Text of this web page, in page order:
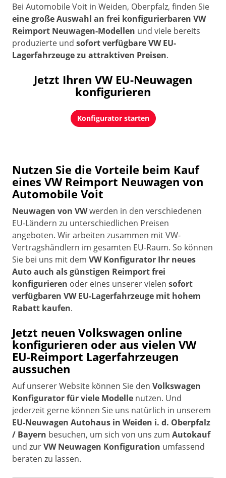
Bei Automobile Voit in Weiden, Oberpfalz, finden Sie
eine große Auswahl an frei konfigurierbaren VW
Reimport Neuwagen-Modellen und viele bereits
produzierte und sofort verfügbare VW EU-
Lagerfahrzeuge zu attraktiven Preisen.
Jetzt Ihren VW EU-Neuwagen
konfigurieren
Konfigurator starten
Nutzen Sie die Vorteile beim Kauf
eines VW Reimport Neuwagen von
Automobile Voit
Neuwagen von VWwerden in den verschiedenen
EU-Ländern zu unterschiedlichen Preisen
angeboten. Wir arbeiten zusammen mit VW-
Vertragshändlern im gesamten EU-Raum. So können
Sie bei uns mit dem VW Konfigurator Ihr neues
Auto auch als günstigen Reimport frei
konfigurieren oder eines unserer vielen sofort
verfügbaren VW EU-Lagerfahrzeuge mit hohem
Rabatt kaufen.
Jetzt neuen Volkswagen online
konfigurieren oder aus vielen VW
EU-Reimport Lagerfahrzeugen
aussuchen
Auf unserer Website können Sie den Volkswagen
Konfigurator für viele Modelle nutzen. Und
jederzeit gerne können Sie uns natürlich in unserem
EU-Neuwagen Autohaus in Weiden i. d. Oberpfalz
/ Bayern besuchen, um sich von uns zum Autokauf
und zurVW Neuwagen Konfiguration umfassend
beraten zu lassen.